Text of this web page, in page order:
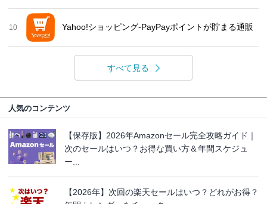
10 Yahoo!ショッピング-PayPayポイントが貯まる通販
すべて見る
人気のコンテンツ
【保存版】2026年Amazonセール完全攻略ガイド｜
次のセールはいつ？お得な買い方＆年間スケジュ
ー...
【2026年】次回の楽天セールはいつ？どれがお得？